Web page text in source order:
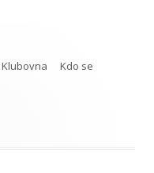
Klubovna
Kdo se